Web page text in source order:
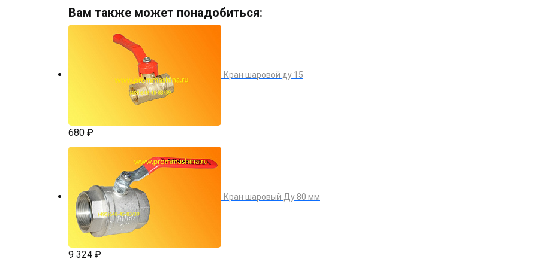
Вам также может понадобиться:
Кран шаровой ду 15
680 ₽
Кран шаровый Ду 80 мм
9 324 ₽